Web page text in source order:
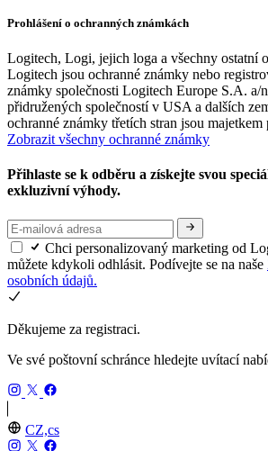
Prohlášení o ochranných známkách
Logitech, Logi, jejich loga a všechny ostatní
Logitech jsou ochranné známky nebo
známky společnosti Logitech Europe S.A. a/
přidružených společností v USA a dalších
ochranné známky třetích stran jsou
Zobrazit všechny ochranné známky
Přihlaste se k odběru a získejte svou
exkluzivní výhody.
Chci personalizovaný marketing od
můžete kdykoli odhlásit. Podívejte se na naše
osobních údajů.
Děkujeme za registraci.
Ve své poštovní schránce hledejte uvítací
CZ,cs